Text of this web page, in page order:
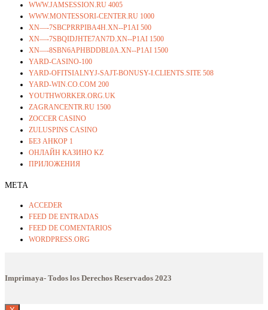
WWW.JAMSESSION.RU 4005
WWW.MONTESSORI-CENTER.RU 1000
XN—-7SBCPRRPIBA4H.XN--P1AI 500
XN—-7SBQIDJHTE7AN7D.XN--P1AI 1500
XN—-8SBN6APHBDDBL0A.XN--P1AI 1500
YARD-CASINO-100
YARD-OFITSIALNYJ-SAJT-BONUSY-I.CLIENTS.SITE 508
YARD-WIN.CO.COM 200
YOUTHWORKER.ORG.UK
ZAGRANCENTR.RU 1500
ZOCCER CASINO
ZULUSPINS CASINO
БЕЗ АНКОР 1
ОНЛАЙН КАЗИНО KZ
ПРИЛОЖЕНИЯ
META
ACCEDER
FEED DE ENTRADAS
FEED DE COMENTARIOS
WORDPRESS.ORG
Imprimaya- Todos los Derechos Reservados 2023